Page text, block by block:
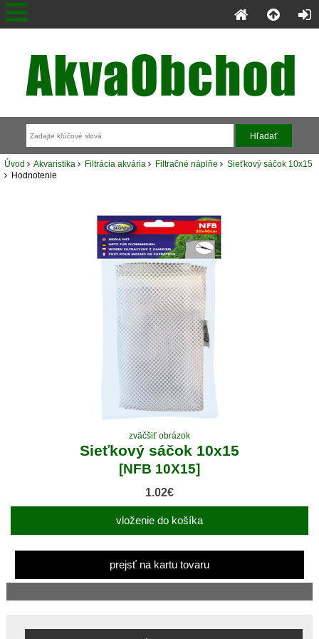
Úvod Akvaristika Filtrácia akvária Filtračné náplňe
Sieťkový sáčok 10x15
Hodnotenie
zväčšiť obrázok
Sieťkový sáčok 10x15
[NFB 10X15]
1.02€
vloženie do košíka
prejsť na kartu tovaru